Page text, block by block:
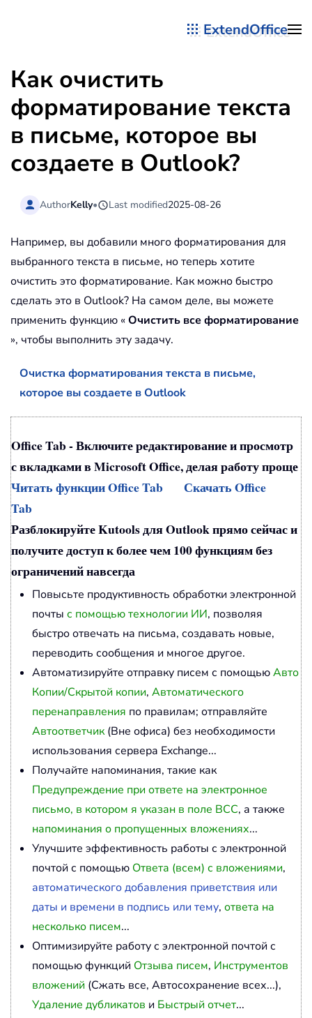
ExtendOffice
Как очистить
форматирование текста
в письме, которое вы
создаете в Outlook?
AuthorKelly• Last modified2025-08-26
Например, вы добавили много форматирования для
выбранного текста в письме, но теперь хотите
очистить это форматирование. Как можно быстро
сделать это в Outlook? На самом деле, вы можете
применить функцию «Очистить все форматирование
», чтобы выполнить эту задачу.
Очистка форматирования текста в письме,
которое вы создаете в Outlook
Office Tab - Включите редактирование и просмотр
с вкладками в Microsoft Office, делая работу проще
Читать функции Office Tab
Скачать Office
Tab
Разблокируйте Kutools для Outlook прямо сейчас и
получите доступ к более чем 100 функциям без
ограничений навсегда
Повысьте продуктивность обработки электронной
почты с помощью технологии ИИ, позволяя
быстро отвечать на письма, создавать новые,
переводить сообщения и многое другое.
Автоматизируйте отправку писем с помощьюАвто
Копии/Скрытой копии, Автоматического
перенаправления по правилам; отправляйте
Автоответчик(Вне офиса) без необходимости
использования сервера Exchange...
Получайте напоминания, такие как
Предупреждение при ответе на электронное
письмо, в котором я указан в поле BCC, а также
напоминания о пропущенных вложениях...
Улучшите эффективность работы с электронной
почтой с помощью Ответа (всем) с вложениями,
автоматического добавления приветствия или
даты и времени в подпись или тему, ответа на
несколько писем...
Оптимизируйте работу с электронной почтой с
помощью функций Отзыва писем, Инструментов
вложений (Сжать все, Автосохранение всех...),
Удаление дубликатов и Быстрый отчет...